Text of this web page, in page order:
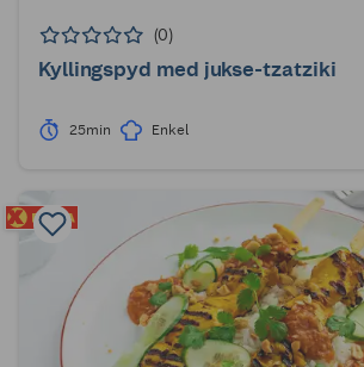
(0)
Kyllingspyd med jukse-tzatziki
25min Enkel